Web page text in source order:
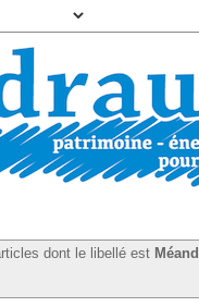
dont le libellé est